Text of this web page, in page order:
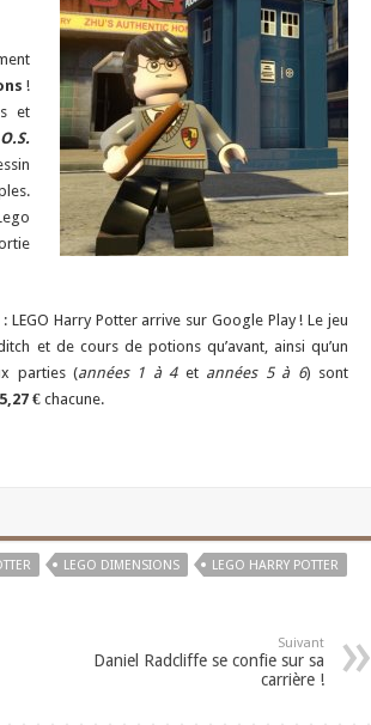
!
et
: LEGO Harry Potter arrive sur Google Play ! Le jeu
et de cours de potions qu’avant, ainsi qu’un
parties (années 1 à 4et années 5 à 6) sont
5,27 € chacune.
LEGO DIMENSIONS
LEGO HARRY POTTER
Suivant
Daniel Radcliffe se confie sur sa
carrière !